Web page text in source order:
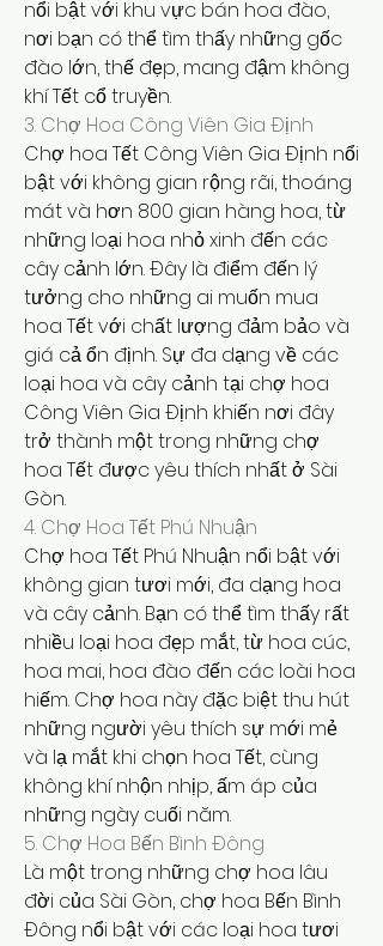
nổi bật với khu vực bán hoa đào,
nơi bạn có thể tìm thấy những gốc
đào lớn, thế đẹp, mang đậm không
khí Tết cổ truyền.
3. Chợ Hoa Công Viên Gia Định
Chợ hoa Tết Công Viên Gia Định nổi
bật với không gian rộng rãi, thoáng
mát và hơn 800 gian hàng hoa, từ
những loại hoa nhỏ xinh đến các
cây cảnh lớn. Đây là điểm đến lý
tưởng cho những ai muốn mua
hoa Tết với chất lượng đảm bảo và
giá cả ổn định. Sự đa dạng về các
loại hoa và cây cảnh tại chợ hoa
Công Viên Gia Định khiến nơi đây
trở thành một trong những chợ
hoa Tết được yêu thích nhất ở Sài
Gòn.
4. Chợ Hoa Tết Phú Nhuận
Chợ hoa Tết Phú Nhuận nổi bật với
không gian tươi mới, đa dạng hoa
và cây cảnh. Bạn có thể tìm thấy rất
nhiều loại hoa đẹp mắt, từ hoa cúc,
hoa mai, hoa đào đến các loài hoa
hiếm. Chợ hoa này đặc biệt thu hút
những người yêu thích sự mới mẻ
và lạ mắt khi chọn hoa Tết, cùng
không khí nhộn nhịp, ấm áp của
những ngày cuối năm.
5. Chợ Hoa Bến Bình Đông
Là một trong những chợ hoa lâu
đời của Sài Gòn, chợ hoa Bến Bình
Đông nổi bật với các loại hoa tươi